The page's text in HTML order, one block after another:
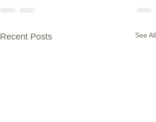
Recent Posts See All